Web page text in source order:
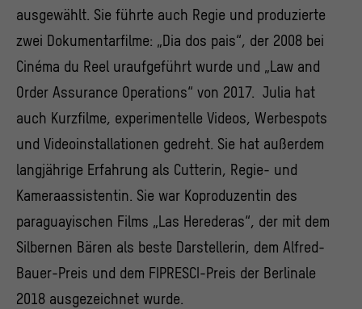
ausgewählt. Sie führte auch Regie und produzierte
zwei Dokumentarfilme: „Dia dos pais“, der 2008 bei
Cinéma du Reel uraufgeführt wurde und „Law and
Order Assurance Operations“ von 2017. Julia hat
auch Kurzfilme, experimentelle Videos, Werbespots
und Videoinstallationen gedreht. Sie hat außerdem
langjährige Erfahrung als Cutterin, Regie- und
Kameraassistentin. Sie war Koproduzentin des
paraguayischen Films „Las Herederas“, der mit dem
Silbernen Bären als beste Darstellerin, dem Alfred-
Bauer-Preis und dem FIPRESCI-Preis der Berlinale
2018 ausgezeichnet wurde.